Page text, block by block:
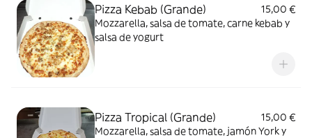
Pizza Kebab (Grande)
15,00 €
Mozzarella, salsa de tomate, carne kebab y
salsa de yogurt
Pizza Tropical (Grande)
15,00 €
Mozzarella, salsa de tomate, jamón York y